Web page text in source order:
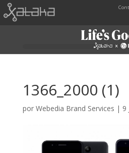
1366_2000 (1)
por Webedia Brand Services | 9